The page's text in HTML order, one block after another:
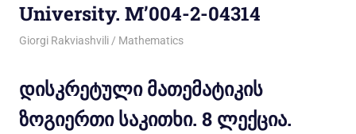
University. M’004-2-04314
23/05/2012
Giorgi Rakviashvili Mathematics
დისკრეტული მათემატიკის
ზოგიერთი საკითხი. 8 ლექცია.